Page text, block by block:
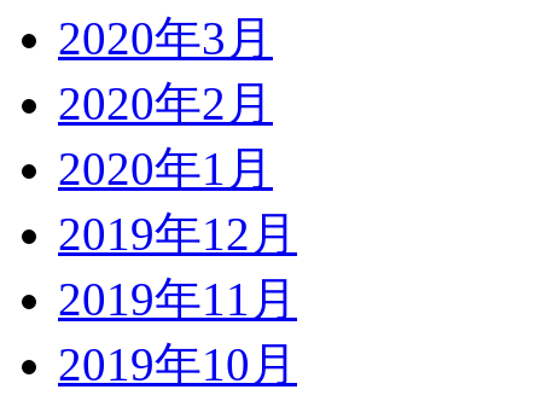
2020年3月
2020年2月
2020年1月
2019年12月
2019年11月
2019年10月